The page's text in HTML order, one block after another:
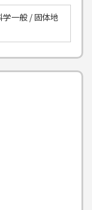
一般 / 固体地